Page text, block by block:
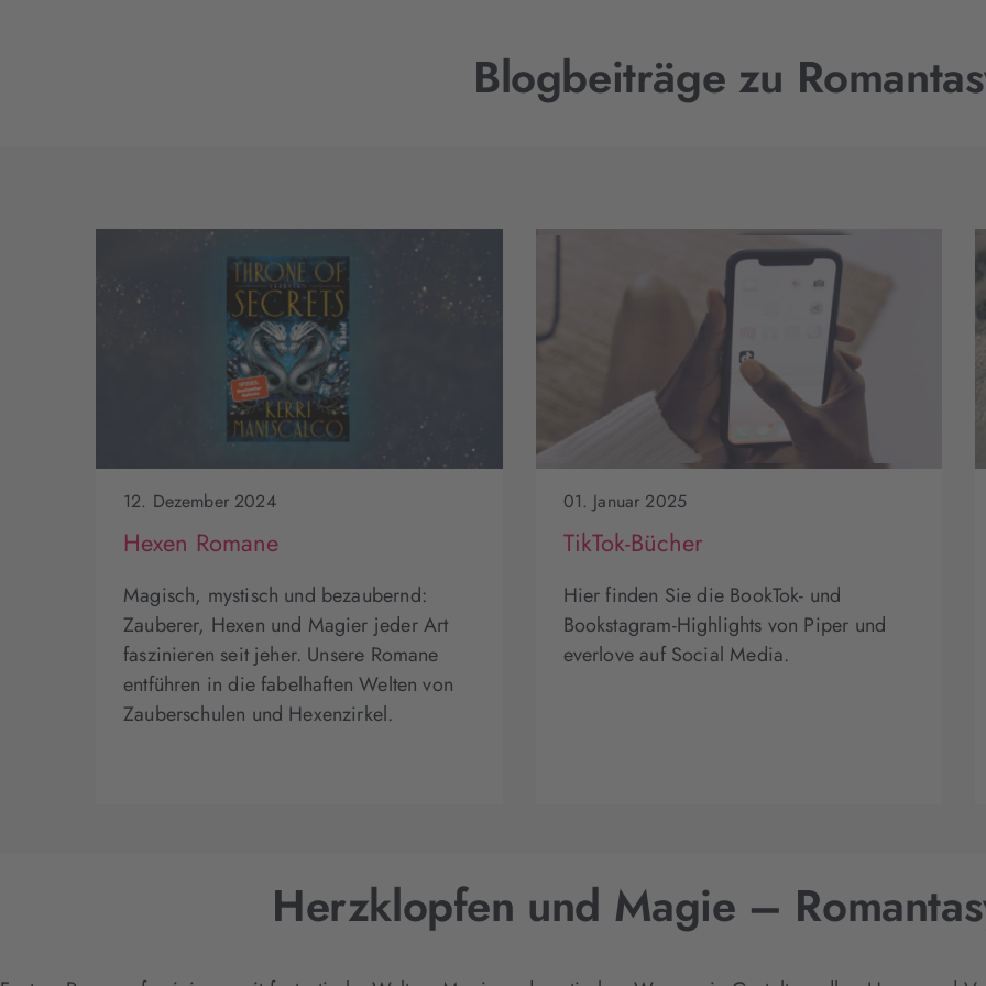
Blogbeiträge zu
12. Dezember 2024
Hexen Romane
Magisch, mystisch und bezaubernd:
Zauberer, Hexen und Magier jeder Art
faszinieren seit jeher. Unsere Romane
entführen in die fabelhaften Welten von
Zauberschulen und Hexenzirkel.
01. Januar 2025
TikTok-Bücher
Hier finden Sie die BookTok- und
Bookstagram-Highlights von Piper und
everlove auf Social Media.
Herzklopfen und Magie –